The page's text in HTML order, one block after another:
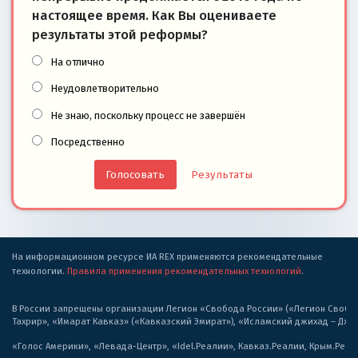
настоящее время. Как Вы оцениваете
результаты этой реформы?
На отлично
Неудовлетворительно
Не знаю, поскольку процесс не завершён
Посредственно
Результаты
На информационном ресурсе ИА REX применяются рекомендательные
технологии. Правила применения рекомендательных технологий.
В России запрещены организации Легион «Свобода России» («Легион
Тахрир», «Имарат Кавказ» («Кавказский Эмират»), «Исламский джихад –
«Голос Америки», «Левада-Центр», «Idel.Реалии», Кавказ.Реалии,